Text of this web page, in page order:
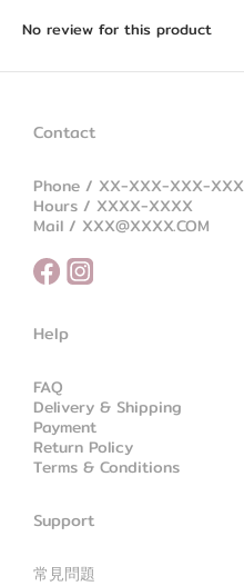
No review for this product
Contact
Phone / XX-XXX-XXX-XXX
Hours / XXXX-XXXX
Mail / XXX@XXXX.COM
Help
FAQ
Delivery & Shipping
Payment
Return Policy
Terms & Conditions
Support
常見問題